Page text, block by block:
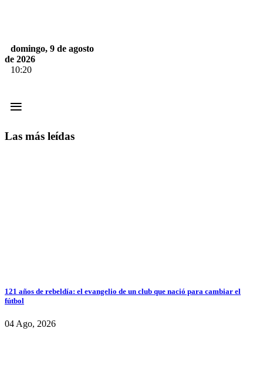
domingo, 9 de agosto
de 2026
10:20
≡
Las más leídas
121 años de rebeldía: el evangelio de un club que nació para cambiar el
fútbol
04 Ago, 2026